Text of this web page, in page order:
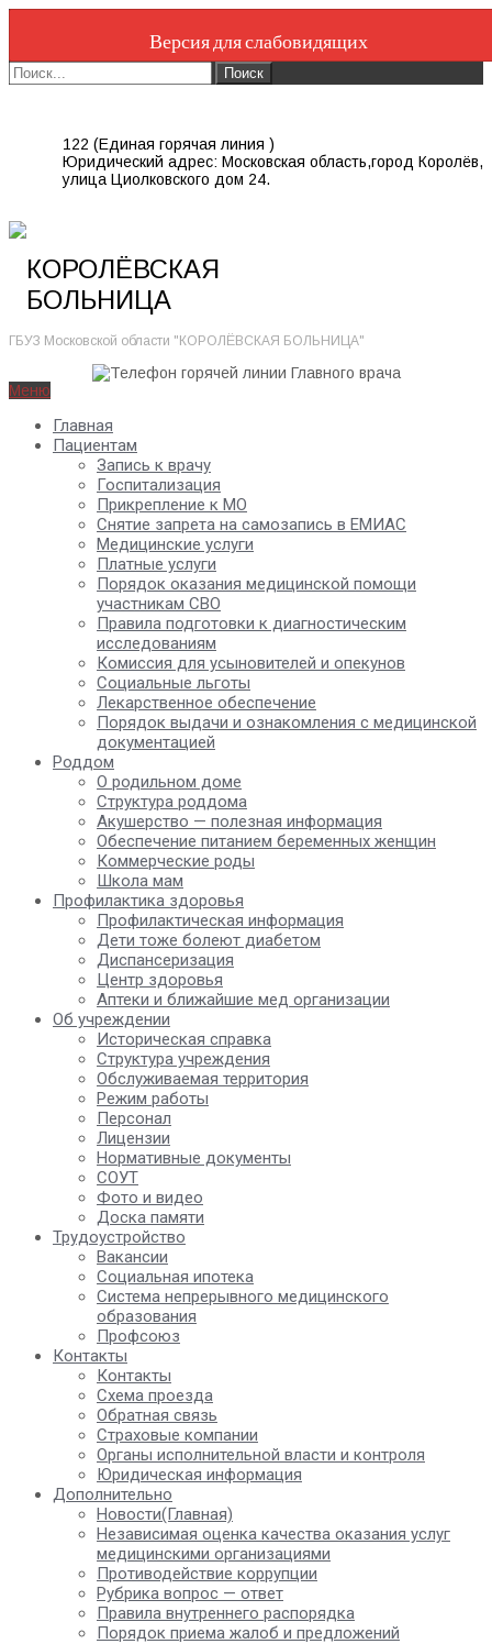
Версия для слабовидящих
122 (Единая горячая линия )
Юридический адрес: Московская область,город Королёв,
улица Циолковского дом 24.
КОРОЛЁВСКАЯ
БОЛЬНИЦА
ГБУЗ Московской области "КОРОЛЁВСКАЯ БОЛЬНИЦА"
Меню
Главная
Пациентам
Запись к врачу
Госпитализация
Прикрепление к МО
Снятие запрета на самозапись в ЕМИАС
Медицинские услуги
Платные услуги
Порядок оказания медицинской помощи
участникам СВО
Правила подготовки к диагностическим
исследованиям
Комиссия для усыновителей и опекунов
Социальные льготы
Лекарственное обеспечение
Порядок выдачи и ознакомления с медицинской
документацией
Роддом
О родильном доме
Структура роддома
Акушерство — полезная информация
Обеспечение питанием беременных женщин
Коммерческие роды
Школа мам
Профилактика здоровья
Профилактическая информация
Дети тоже болеют диабетом
Диспансеризация
Центр здоровья
Аптеки и ближайшие мед организации
Об учреждении
Историческая справка
Структура учреждения
Обслуживаемая территория
Режим работы
Персонал
Лицензии
Нормативные документы
СОУТ
Фото и видео
Доска памяти
Трудоустройство
Вакансии
Социальная ипотека
Система непрерывного медицинского
образования
Профсоюз
Контакты
Контакты
Схема проезда
Обратная связь
Страховые компании
Органы исполнительной власти и контроля
Юридическая информация
Дополнительно
Новости(Главная)
Независимая оценка качества оказания услуг
медицинскими организациями
Противодействие коррупции
Рубрика вопрос — ответ
Правила внутреннего распорядка
Порядок приема жалоб и предложений